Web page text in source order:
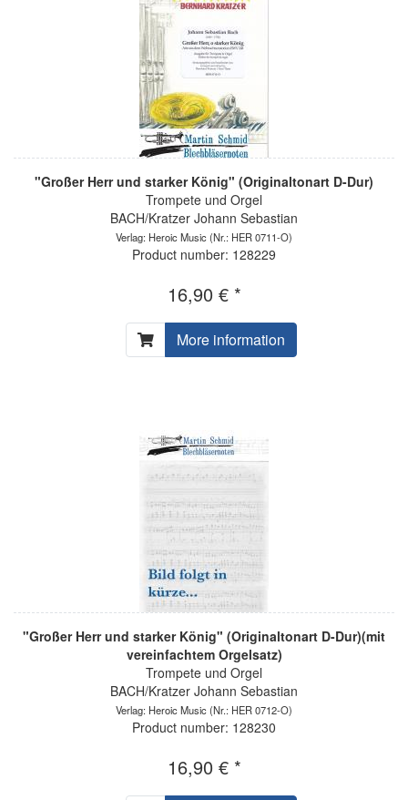
"Großer Herr und starker König" (Originaltonart D-Dur)
Trompete und Orgel
BACH/Kratzer Johann Sebastian
Verlag: Heroic Music(Nr.: HER 0711-O)
Product number: 128229
16,90 € *
More information
"Großer Herr und starker König" (Originaltonart D-Dur)(mit
vereinfachtem Orgelsatz)
Trompete und Orgel
BACH/Kratzer Johann Sebastian
Verlag: Heroic Music(Nr.: HER 0712-O)
Product number: 128230
16,90 € *